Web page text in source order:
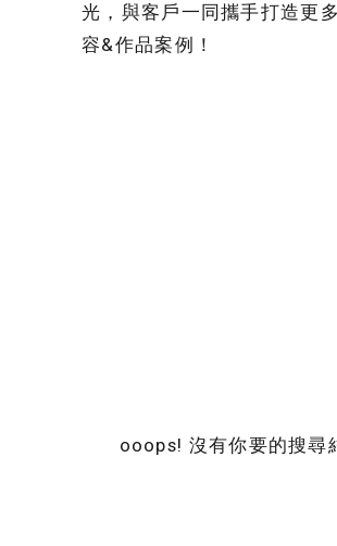
光，與客戶一同攜手打造更
容&作品案例！
ooops! 沒有你要的搜尋